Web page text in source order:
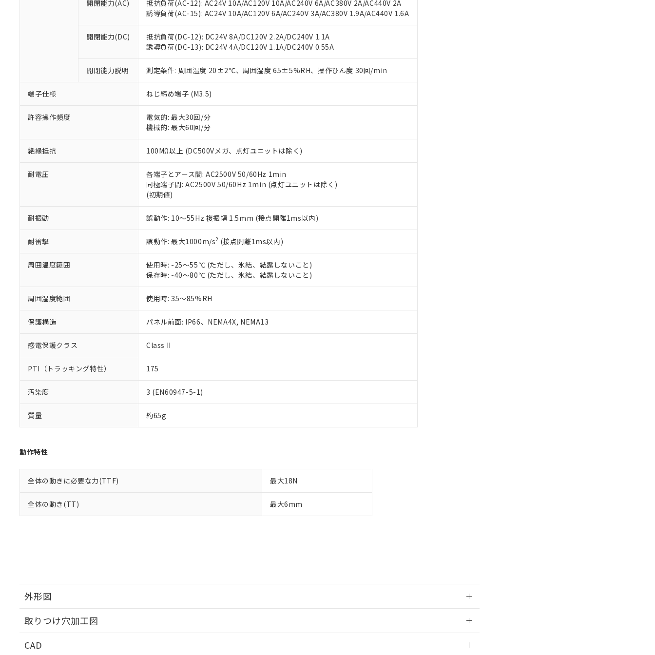
開閉能力(AC)
抵抗負荷(AC-12): AC24V 10A/AC120V 10A/AC240V 6A/AC380V 2A/AC440V 2A
誘導負荷(AC-15): AC24V 10A/AC120V 6A/AC240V 3A/AC380V 1.9A/AC440V 1.6A
開閉能力(DC)
抵抗負荷(DC-12): DC24V 8A/DC120V 2.2A/DC240V 1.1A
誘導負荷(DC-13): DC24V 4A/DC120V 1.1A/DC240V 0.55A
開閉能力説明 測定条件: 周囲温度 20±2℃、周囲湿度 65±5%RH、操作ひん度 30回/min
端子仕様 ねじ締め端子 (M3.5)
許容操作頻度
電気的: 最大30回/分
機械的: 最大60回/分
絶縁抵抗 100MΩ以上 (DC500Vメガ、点灯ユニットは除く)
耐電圧
各端子とアース間: AC2500V 50/60Hz 1min
同極端子間: AC2500V 50/60Hz 1min (点灯ユニットは除く)
(初期値)
耐振動 誤動作: 10～55Hz 複振幅 1.5mm (接点開離1ms以内)
耐衝撃 誤動作: 最大1000m/s2 (接点開離1ms以内)
周囲温度範囲
使用時: -25～55℃ (ただし、氷結、結露しないこと)
保存時: -40～80℃ (ただし、氷結、結露しないこと)
周囲湿度範囲 使用時: 35～85%RH
保護構造 パネル前面: IP66、NEMA4X, NEMA13
感電保護クラス Class II
PTI（トラッキング特性） 175
汚染度 3 (EN60947-5-1)
質量 約65g
動作特性
全体の動きに必要な力(TTF) 最大18N
全体の動き(TT) 最大6mm
外形図
取りつけ穴加工図
CAD
オムロン制御機器販売店や当社販売拠点は「販売ネットワーク
」をご確認ください。
在庫状況および標準価格結果を当社の事前の承諾なく第三者に漏洩または開示しないようお願いしま
マイパーツ機能（部品リスト作成サービス）をご利用いただくには、I-Webメンバーズにご登録され
ている必要があります。
お客様が当ウェブサイト上で当社にご登録された部品リストについて、当社および当社の共同利用者
が、当社の製品・サービスに関するお客様との取引・商談に必要な範囲で利用することをご了承くだ
さい。
※当社の共同利用者とは、
いる法人を指します。
部品在庫の切り替え状況などにより、予定月が前後することがあります。
※3 非含有証明書ダウンロード
下記の非含有証明書をダウンロードすることができます。
51物質の非含有証明書（当社基準）
※本証明書は発行日時点で非含有を証明するもので、過去に遡って非含有を証明するものではありません。
また、RoHS指令のフタル酸エステル類４物質の対応では、対応完了までの期間は出荷製品に未対応品が
既に当社にて対応品への在庫切替を完了していることから、特段のことがない限り、2022年1月12日よ
り割愛しております。
※2 環境保護使用期限
「ｅ」：有害物質（10物質）のすべてが基準値以下であることを示します。
「10」：通常の使用状況下において有害物質が外部に漏えいし、環境に深刻な影響を及ぼさない年数を意
味します。
また当社は、販売先および販売に係わる関係者が違法に輸出するおそれがある場合は、取り引きをい
たしません。
合意する キャンセル
－
在庫なし(最新の在庫状況については、お客様のお取引先、またはお客様担当のオムロン制御
機器販売店・当社販売員にご確認ください)
空
白
受注生産機種、また在庫状況の情報を公開していない機種